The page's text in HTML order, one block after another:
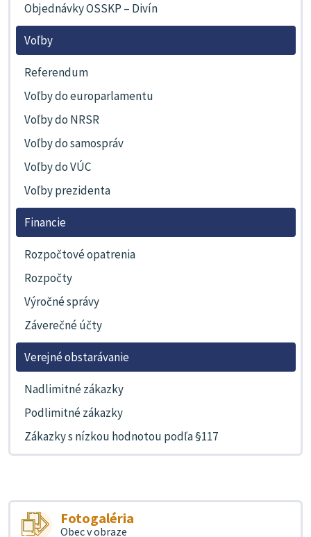
Objednávky OSSKP – Divín
Voľby
Referendum
Voľby do europarlamentu
Voľby do NRSR
Voľby do samospráv
Voľby do VÚC
Voľby prezidenta
Financie
Rozpočtové opatrenia
Rozpočty
Výročné správy
Záverečné účty
Verejné obstarávanie
Nadlimitné zákazky
Podlimitné zákazky
Zákazky s nízkou hodnotou podľa §117
Fotogaléria
Obec v obraze